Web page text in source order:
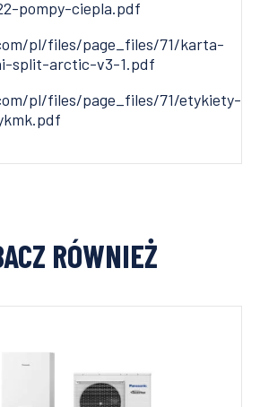
pompy-ciepla.pdf
pl/files/page_files/71/karta-
split-arctic-v3-1.pdf
pl/files/page_files/71/etykiety-
RÓWNIEŻ